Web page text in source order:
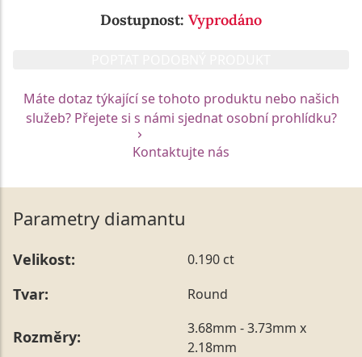
Dostupnost: Vyprodáno
Máte dotaz týkající se tohoto produktu nebo našich
služeb? Přejete si s námi sjednat osobní prohlídku?
Kontaktujte nás
Parametry diamantu
Velikost: 0.190 ct
Tvar: Round
Rozměry:
3.68mm - 3.73mm x
2.18mm